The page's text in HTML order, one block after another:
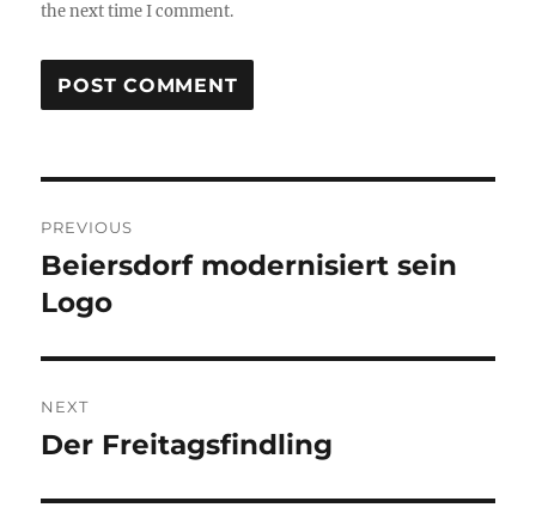
the next time I comment.
navigation
PREVIOUS
Previous
post:
Beiersdorf modernisiert sein
Logo
NEXT
Next
Der Freitagsfindling